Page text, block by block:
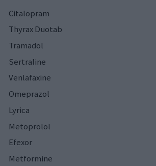
Citalopram
Thyrax Duotab
Tramadol
Sertraline
Venlafaxine
Omeprazol
Lyrica
Metoprolol
Efexor
Metformine